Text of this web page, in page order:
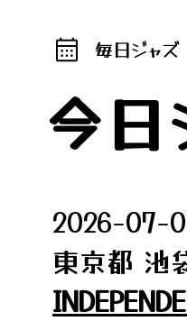
毎日ジャズ
今日
2026-07-
東京都 池